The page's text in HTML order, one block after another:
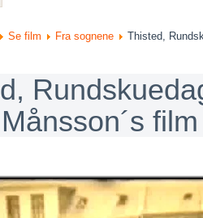
Se film Fra sognene Thisted,